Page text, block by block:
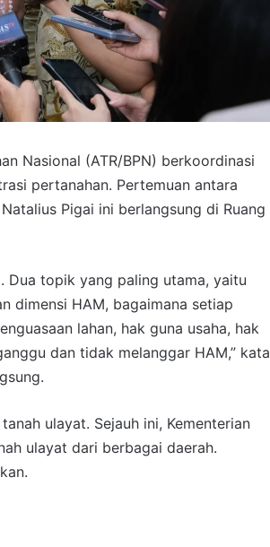
Nasional (ATR/BPN) berkoordinasi
pertanahan. Pertemuan antara
Pigai ini berlangsung di Ruang
Dua topik yang paling utama, yaitu
dimensi HAM, bagaimana setiap
lahan, hak guna usaha, hak
dan tidak melanggar HAM,” kata
ulayat. Sejauh ini, Kementerian
ulayat dari berbagai daerah.